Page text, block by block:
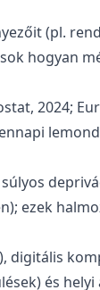
(pl.
hogyan
2024;
ezek
digitális
és